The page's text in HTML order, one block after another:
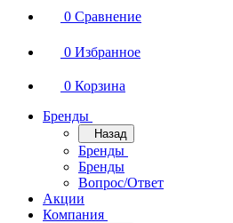
0 Сравнение
0 Избранное
0 Корзина
Бренды
Назад
Бренды
Бренды
Вопрос/Ответ
Акции
Компания